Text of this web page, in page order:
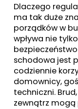
Dlaczego
ma tak duże
porządków w
wpływa nie
schodowa jest
codziennie
domownicy,
techniczni.
zewnątrz